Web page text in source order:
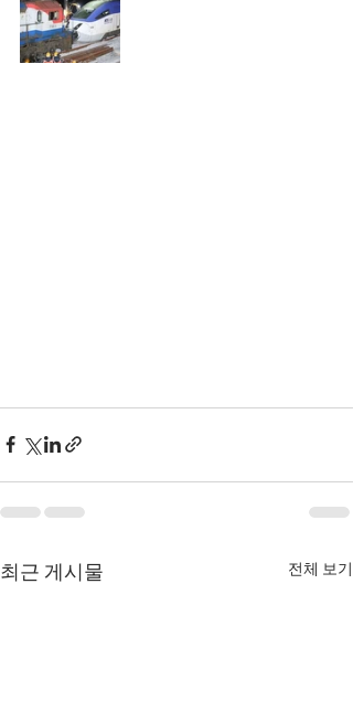
최근 게시물 전체 보기